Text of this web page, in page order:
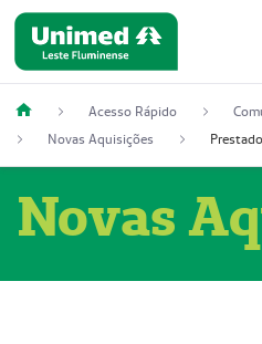
Acesso Rápido
Novas Aquisições
Novas